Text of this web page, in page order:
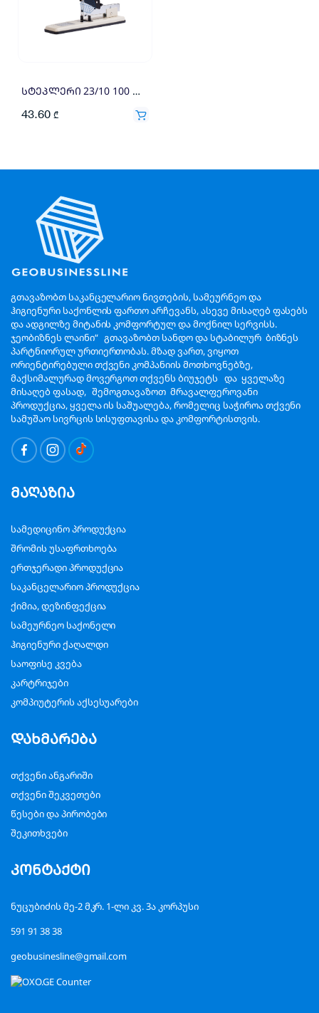
სტეპლერი 23/10 100 ფურცლისათვის DELI 903945
43.60 ₾
გთავაზობთ საკანცელარიო ნივთების, სამეურნეო და
ჰიგიენური საქონლის ფართო არჩევანს, ასევე მისაღებ ფასებს
და ადგილზე მიტანის კომფორტულ და მოქნილ სერვისს.
ჯეობიზნეს ლაინი“ გთავაზობთ სანდო და სტაბილურ ბიზნეს
პარტნიორულ ურთიერთობას. მზად ვართ, ვიყოთ
ორიენტირებული თქვენი კომპანიის მოთხოვნებზე,
მაქსიმალურად მოვერგოთ თქვენს ბიუჯეტს და ყველაზე
მისაღებ ფასად, შემოგთავაზოთ მრავალფეროვანი
პროდუქცია, ყველა ის საშუალება, რომელიც საჭიროა თქვენი
სამუშაო სივრცის სისუფთავისა და კომფორტისთვის.
მაღაზია
სამედიცინო პროდუქცია
შრომის უსაფრთხოება
ერთჯერადი პროდუქცია
საკანცელარიო პროდუქცია
ქიმია, დეზინფექცია
სამეურნეო საქონელი
ჰიგიენური ქაღალდი
საოფისე კვება
კარტრიჯები
კომპიუტერის აქსესუარები
დახმარება
თქვენი ანგარიში
თქვენი შეკვეთები
წესები და პირობები
შეკითხვები
კონტაქტი
ნუცუბიძის მე-2 მკრ. 1-ლი კვ. 3ა კორპუსი
591 91 38 38
geobusinesline@gmail.com